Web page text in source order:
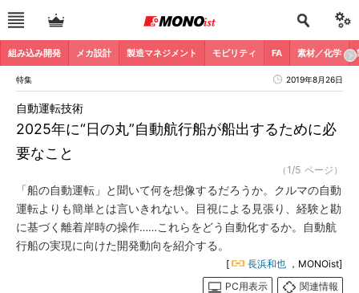
組み込み開発 メカ設計 製造マネジメント モビリティ FA 素材／化学
特集 2019年8月26日
2025年に“日の丸”自動航行船が船出するために必
要なこと
自動運転技術
（1/5 ページ）
「船の自動運転」と聞いて何を想像するだろうか。クルマの自動
運転よりも簡単とは言いきれない。目視による見張り、経験と勘
に基づく離着岸時の操作……これらをどう自動化するか。自動航
行船の実現に向けた開発動向を紹介する。
[ 長浜和也 ，MONOist]
PC用表示
関連情報